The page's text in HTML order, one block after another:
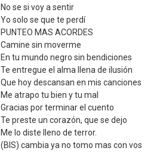
No se si voy a sentir
Yo solo se que te perdí
PUNTEO MAS ACORDES
Camine sin moverme
En tu mundo negro sin bendiciones
Te entregue el alma llena de ilusión
Que hoy descansan en mis canciones
Me atrapo tu bien y tu mal
Gracias por terminar el cuento
Te preste un corazón, que se dejo
Me lo diste lleno de terror.
(BIS) cambia ya no tomo mas con vos